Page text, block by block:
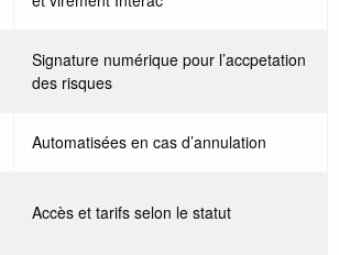
Signature numérique pour l’accpetation
des risques
Automatisées en cas d’annulation
Accès et tarifs selon le statut